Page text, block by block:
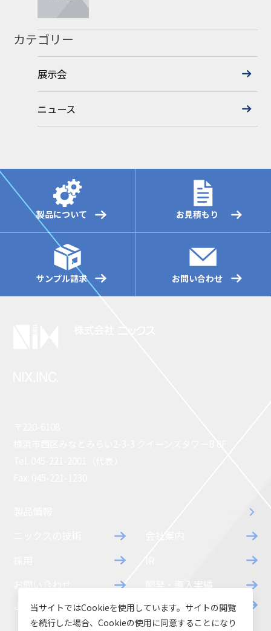
カテゴリー
展示会
ニュース
製品について お見積もり
サンプル請求 お問い合わせ
開発・導入実績
よくあるご質問
ダウンロード
当サイトではCookieを使用しています。サイトの閲覧
を続行した場合、Cookieの使用に同意することになり